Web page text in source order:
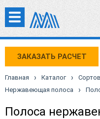
ЗАКАЗАТЬ РАСЧЕТ
Главная › Каталог ›
Нержавеющая полоса ›
Полоса